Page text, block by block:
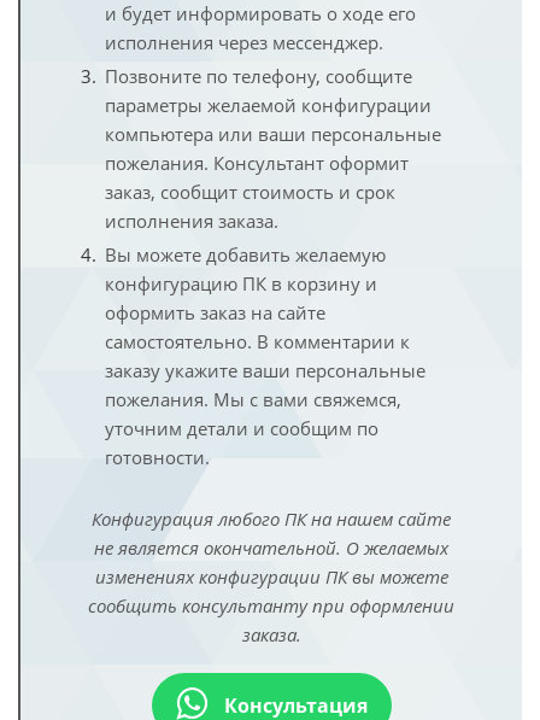
и будет информировать о ходе его
исполнения через мессенджер.
Позвоните по телефону, сообщите
параметры желаемой конфигурации
компьютера или ваши персональные
пожелания. Консультант оформит
заказ, сообщит стоимость и срок
исполнения заказа.
Вы можете добавить желаемую
конфигурацию ПК в корзину и
оформить заказ на сайте
самостоятельно. В комментарии к
заказу укажите ваши персональные
пожелания. Мы с вами свяжемся,
уточним детали и сообщим по
готовности.
Конфигурация любого ПК на нашем сайте
не является окончательной. О желаемых
изменениях конфигурации ПК вы можете
сообщить консультанту при оформлении
заказа.
Консультация